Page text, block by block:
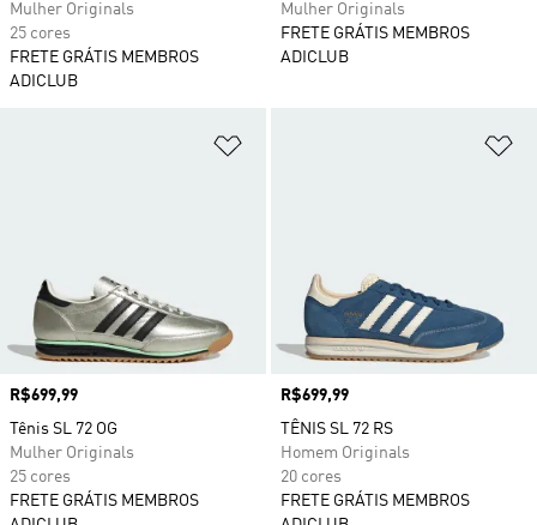
Mulher Originals
25 cores
FRETE GRÁTIS MEMBROS
ADICLUB
Mulher Originals
FRETE GRÁTIS MEMBROS
ADICLUB
Preço
R$699,99
Tênis SL 72 OG
Mulher Originals
25 cores
FRETE GRÁTIS MEMBROS
Preço
R$699,99
TÊNIS SL 72 RS
Homem Originals
20 cores
FRETE GRÁTIS MEMBROS